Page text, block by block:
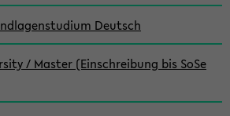
Deutsch
/ Master (Einschreibung bis SoSe